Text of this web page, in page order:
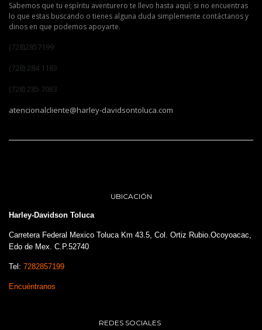
Sabemos que tu espíritu aventurero te llevo hasta aquí; si no encuentras
lo que estas buscando o tienes alguna duda simplemente contáctanos y
dinos en que podemos apoyarte.
(728)2857199
(728) 284 1183
(728) 285 7063
atencionalcliente@harley-davidsontoluca.com
UBICACIÓN
Harley-Davidson Toluca
Carretera Federal Mexico Toluca Km 43.5, Col. Ortiz Rubio.Ocoyoacac,
Edo de Mex. C.P.52740
Tel: 7282857199
Encuéntranos
REDES SOCIALES